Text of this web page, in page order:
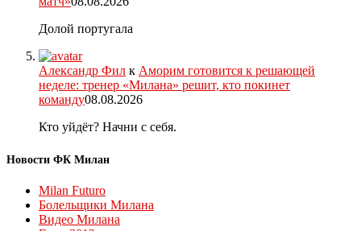
Долой португала
Александр Фил к Аморим готовится к решающей
неделе: тренер «Милана» решит, кто покинет
команду08.08.2026
Кто уйдёт? Начни с себя.
Новости ФК Милан
Milan Futuro
Болельщики Милана
Видео Милана